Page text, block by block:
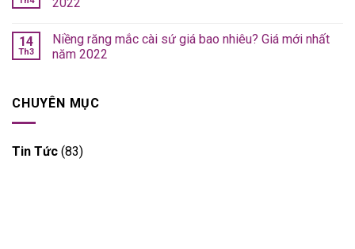
2022
14
Th3
Niềng răng mắc cài sứ giá bao nhiêu? Giá mới nhất
năm 2022
CHUYÊN MỤC
Tin Tức (83)